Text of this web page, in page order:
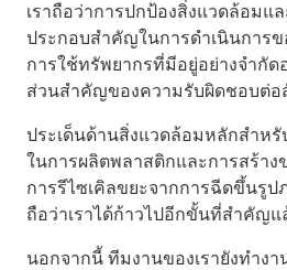
เราถือว่าการปกป้องสิ่งแวดล้อมแ
ประกอบสำคัญในการดำเนินการข
การใช้ทรัพยากรที่มีอยู่อย่างจำกัด
ส่วนสำคัญของความรับผิดชอบต่อ
ประเด็นด้านสิ่งแวดล้อมหลักสำหรั
ในการผลิตพลาสติกและการสร้าง
การรีไซเคิลขยะจากการฉีดขึ้นรูป
ถือว่าเราได้ก้าวไปอีกขั้นที่สำคัญแ
นอกจากนี้ ทีมงานของเรายังทำงา